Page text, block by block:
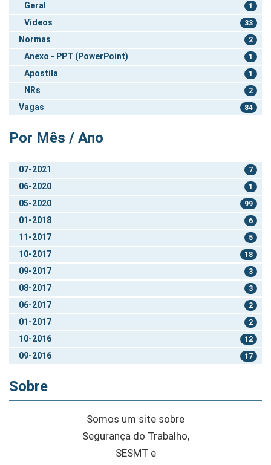
Geral 1
Vídeos 33
Normas 2
Anexo - PPT (PowerPoint) 1
Apostila 1
NRs 2
Vagas 84
Por Mês / Ano
07-2021 7
06-2020 1
05-2020 99
01-2018 6
11-2017 5
10-2017 18
09-2017 3
08-2017 3
06-2017 2
01-2017 2
10-2016 12
09-2016 17
Sobre
Somos um site sobre
Segurança do Trabalho,
SESMT e